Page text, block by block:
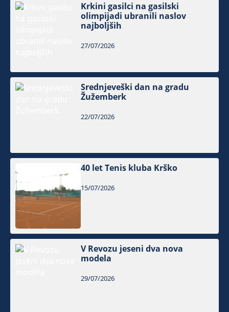
Krkini gasilci na gasilski
olimpijadi ubranili naslov
najboljših
27/07/2026
Srednjeveški dan na gradu
Žužemberk
22/07/2026
40 let Tenis kluba Krško
15/07/2026
V Revozu jeseni dva nova
modela
29/07/2026